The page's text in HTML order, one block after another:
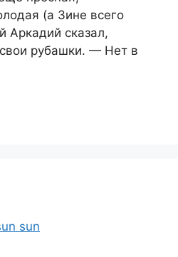
(а Зине всего
Аркадий сказал,
рубашки. — Нет в
sun